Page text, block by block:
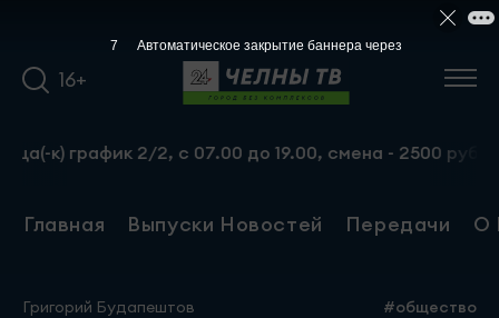
16+
2/2, с 07.00 до 19.00, смена - 2500 рублей. Пр-т
Главная Выпуски Новостей Передачи О
Григорий Будапештов #общество
6 Автоматическое закрытие баннера через